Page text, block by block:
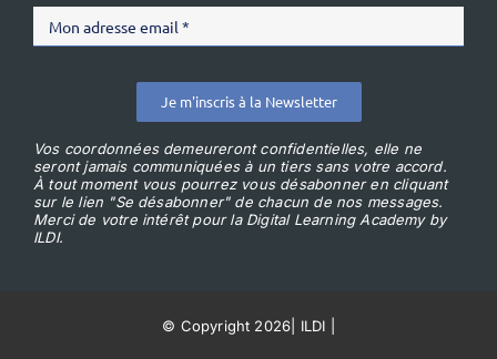
Je m'inscris à la Newsletter
Vos coordonnées demeureront confidentielles, elle ne
seront jamais communiquées à un tiers sans votre accord.
À tout moment vous pourrez vous désabonner en cliquant
sur le lien "Se désabonner" de chacun de nos messages.
Merci de votre intérêt pour la Digital Learning Academy by
ILDI.
© Copyright 2026 ILDI